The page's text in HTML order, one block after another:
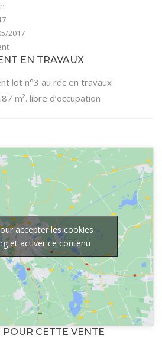
2017
EN TRAVAUX
lot n°3 au rdc en travaux
m². libre d’occupation
accepter les cookies
et activer ce contenu
CETTE VENTE